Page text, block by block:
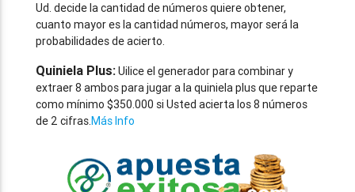
Ud. decide la cantidad de números quiere obtener,
cuanto mayor es la cantidad números, mayor será la
probabilidades de acierto.
Quiniela Plus:Uilice el generador para combinar y
extraer 8 ambos para jugar a la quiniela plus que reparte
como mínimo $350.000 si Usted acierta los 8 números
de 2 cifras.Más Info